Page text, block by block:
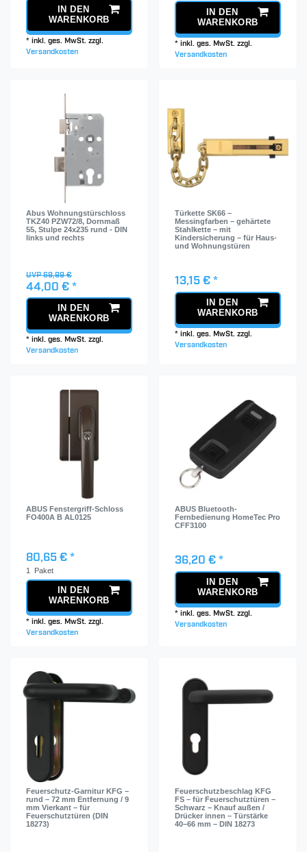
IN DEN
WARENKORB
*inkl. ges. MwSt. zzgl.
Versandkosten
IN DEN
WARENKORB
*inkl. ges. MwSt. zzgl.
Versandkosten
Abus Wohnungstürschloss
TKZ40 PZW72/8, Dornmaß
55, Stulpe 24x235 rund - DIN
links und rechts
UVP 69,99 €
44,00 € *
IN DEN
WARENKORB
*inkl. ges. MwSt. zzgl.
Versandkosten
Türkette SK66 –
Messingfarben – gehärtete
Stahlkette – mit
Kindersicherung – für Haus-
und Wohnungstüren
13,15 € *
IN DEN
WARENKORB
*inkl. ges. MwSt. zzgl.
Versandkosten
ABUS Fenstergriff-Schloss
FO400A B AL0125
80,65 € *
1 Paket
IN DEN
WARENKORB
*inkl. ges. MwSt. zzgl.
Versandkosten
ABUS Bluetooth-
Fernbedienung HomeTec Pro
CFF3100
36,20 € *
IN DEN
WARENKORB
*inkl. ges. MwSt. zzgl.
Versandkosten
Feuerschutz-Garnitur KFG –
rund – 72 mm Entfernung / 9
mm Vierkant – für
Feuerschutztüren (DIN
18273)
Feuerschutzbeschlag KFG
FS – für Feuerschutztüren –
Schwarz – Knauf außen /
Drücker innen – Türstärke
40–66 mm – DIN 18273